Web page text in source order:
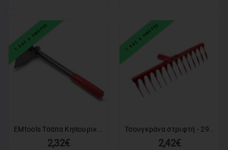
1 ΕΩΣ 3 ΗΜΕΡΕΣ
2,32€
1 ΕΩΣ 3 ΗΜΕΡΕΣ
2,42€